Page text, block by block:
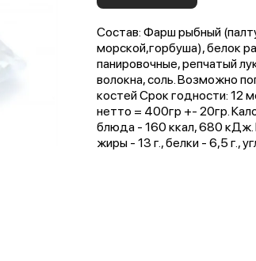
Состав: Фарш рыбный
морской,горбуша), белок
панировочные, репчатый
волокна, соль. Возможно
костей Срок годности: 12
нетто = 400гр +- 20гр.
блюда - 160 ккал, 680 кДж.
жиры - 13 г., белки - 6,5 г.,